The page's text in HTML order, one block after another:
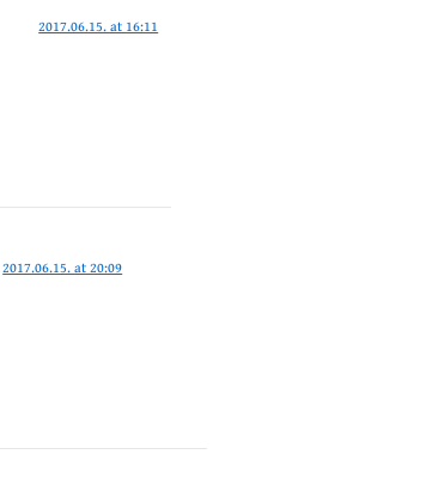
2017.06.15. at 16:11
2017.06.15. at 20:09